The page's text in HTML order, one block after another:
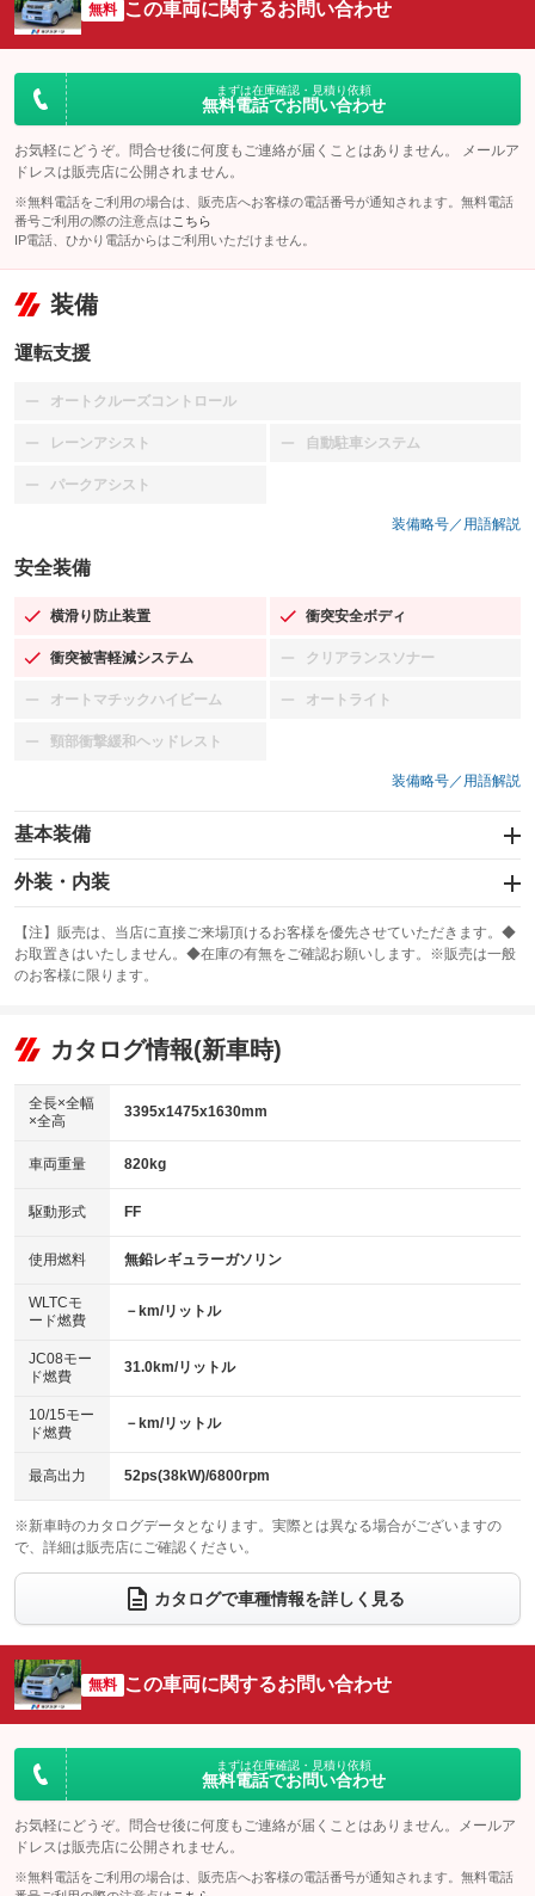
無料 この車両に関するお問い合わせ
まずは在庫確認・見積り依頼
無料電話でお問い合わせ
お気軽にどうぞ。問合せ後に何度もご連絡が届くことはありません。 メールア
ドレスは販売店に公開されません。
※無料電話をご利用の場合は、販売店へお客様の電話番号が通知されます。無料電話
番号ご利用の際の注意点は こちら
IP電話、ひかり電話からはご利用いただけません。
装備
運転支援
オートクルーズコントロール
：装備なし
レーンアシスト
：装備なし 自動駐車システム
：装備なし
パークアシスト
：装備なし
装備略号／用語解説
安全装備
横滑り防止装置
：装備あり 衝突安全ボディ
：装備あり
衝突被害軽減システム
：装備あり クリアランスソナー
：装備なし
オートマチックハイビーム
：装備なし オートライト
：装備なし
頸部衝撃緩和ヘッドレスト
：装備なし
装備略号／用語解説
基本装備
エアバッグ：運転席/助手席
：装備あり
：装備なし
サンルーフ
：装備なし ABS
リフトアップ
：装備なし
：装備なし
パワーウィンドウ
アイドリングストップ
：装備なし
USB入力端子
：装備なし
100V電源
：装備なし
センターデフロック
：装備なし
電動格納ミラー
：装備あり
外装・内装
カーナビ：SDナビ
：装備あり
TV：フルセグ
：装備あり
ビジュアル：-／DVD再生
：装備あり
：装備なし
革シート
キーレス
HID(キセノンライト)
：装備なし
バックカメラ
：装備あり
エアロ
：装備なし
：装備なし
パワーシート
ベンチシート
：装備あり
チップアップシート
：装備なし
：装備なし ：装備なし
ウォークスルー
：装備なし
電動リアゲート フロントカメラ
：装備なし
：装備なし ：装備なし
サイドカメラ
：装備なし ルーフレール
：装備なし
：装備なし
：装備なし
【注】販売は、当店に直接ご来場頂けるお客様を優先させていただきます。◆
お取置きはいたしません。◆在庫の有無をご確認お願いします。※販売は一般
のお客様に限ります。
カタログ情報(新車時)
全長×全幅
×全高
3395x1475x1630mm
車両重量 820kg
駆動形式 FF
使用燃料 無鉛レギュラーガソリン
WLTCモ
ード燃費
－km/リットル
JC08モー
ド燃費
31.0km/リットル
10/15モー
ド燃費
－km/リットル
最高出力 52ps(38kW)/6800rpm
※新車時のカタログデータとなります。実際とは異なる場合がございますの
で、詳細は販売店にご確認ください。
カタログで車種情報を詳しく見る
無料 この車両に関するお問い合わせ
まずは在庫確認・見積り依頼
無料電話でお問い合わせ
お気軽にどうぞ。問合せ後に何度もご連絡が届くことはありません。メールア
ドレスは販売店に公開されません。
※無料電話をご利用の場合は、販売店へお客様の電話番号が通知されます。無料電話